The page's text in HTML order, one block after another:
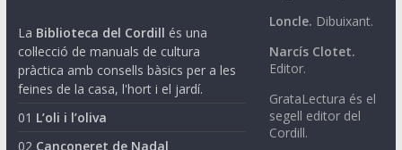
La Biblioteca del Cordill és una
col·lecció de manuals de cultura
pràctica amb consells bàsics per a les
feines de la casa, l'hort i el jardí.
01 L’oli i l’oliva
02 Cançoneret de Nadal
Loncle. Dibuixant.
Narcís Clotet.
Editor.
GrataLectura és el
segell editor del
Cordill.